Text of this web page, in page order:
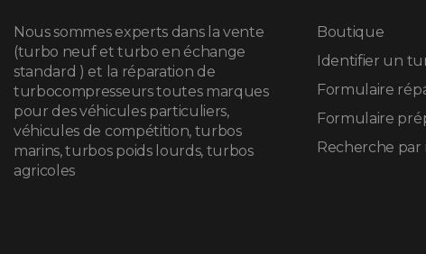
Nous sommes experts dans la vente
(turbo neuf et turbo en échange
standard ) et la réparation de
turbocompresseurs toutes marques
pour des véhicules particuliers,
véhicules de compétition, turbos
marins, turbos poids lourds, turbos
agricoles
Boutique
Identifier un
Formulaire
Formulaire
Recherche